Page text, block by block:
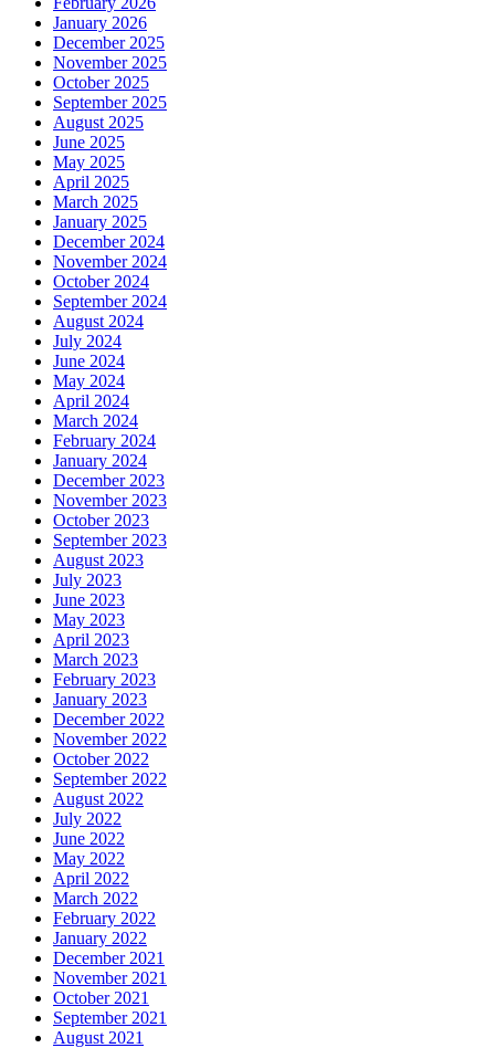
January 2026
December 2025
November 2025
October 2025
September 2025
August 2025
June 2025
May 2025
April 2025
March 2025
January 2025
December 2024
November 2024
October 2024
September 2024
August 2024
July 2024
June 2024
May 2024
April 2024
March 2024
February 2024
January 2024
December 2023
November 2023
October 2023
September 2023
August 2023
July 2023
June 2023
May 2023
April 2023
March 2023
February 2023
January 2023
December 2022
November 2022
October 2022
September 2022
August 2022
July 2022
June 2022
May 2022
April 2022
March 2022
February 2022
January 2022
December 2021
November 2021
October 2021
September 2021
August 2021